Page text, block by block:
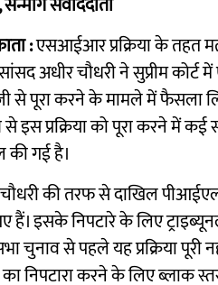
:एसआईआर प्रक्रिया के तहत
अधीर चौधरी ने सुप्रीम
से पूरा करने के मामले में फैसला
से इस प्रक्रिया को पूरा करने में
की गई है।
की तरफ से दाखिल
हैं। इसके निपटारे के लिए
चुनाव से पहले यह प्रक्रिया पूरी
निपटारा करने के लिए ब्लाक